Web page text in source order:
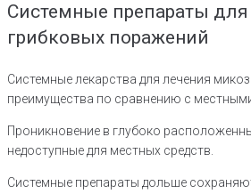
Системные препараты для
грибковых поражений
Системные лекарства для лечения
преимущества по сравнению с
Проникновение в глубоко
недоступные для местных средств.
Системные препараты дольше